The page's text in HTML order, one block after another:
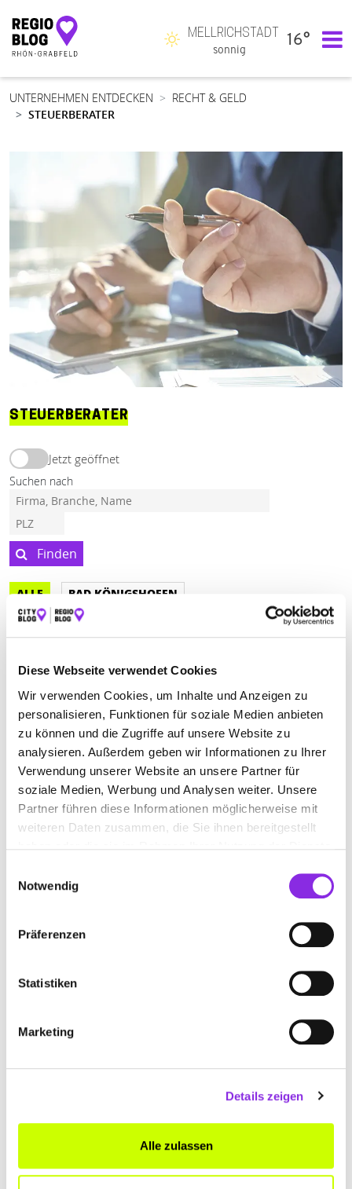
Diese Webseite verwendet Cookies
Wir verwenden Cookies, um Inhalte und Anzeigen zu
personalisieren, Funktionen für soziale Medien anbieten
zu können und die Zugriffe auf unsere Website zu
analysieren. Außerdem geben wir Informationen zu Ihrer
Verwendung unserer Website an unsere Partner für
soziale Medien, Werbung und Analysen weiter. Unsere
Partner führen diese Informationen möglicherweise mit
weiteren Daten zusammen, die Sie ihnen bereitgestellt
Notwendig
Präferenzen
Statistiken
Marketing
Details zeigen
Alle zulassen
Hauptnavigation
MELLRICHSTADT
sonnig
16°
UNTERNEHMEN ENTDECKEN
RECHT & GELD
STEUERBERATER
STEUERBERATER
Jetzt geöffnet
Suchen nach
Finden
ALLE
BAD KÖNIGSHOFEN
BAD KÖNIGSHOFEN IM GRABFELD
OSTHEIM
GUSKE & NEUNHÖFER
STEUERBERATUNGSGESELLSCHAFT
GMBH & CO. KG
Am Hopfenkreuzlein 3
+49976191370
guske-neunhoefer-steuerberatungsgesellschaft-
STEUERBERATUNGSGESELLSCHAFT
Grabfeld DE